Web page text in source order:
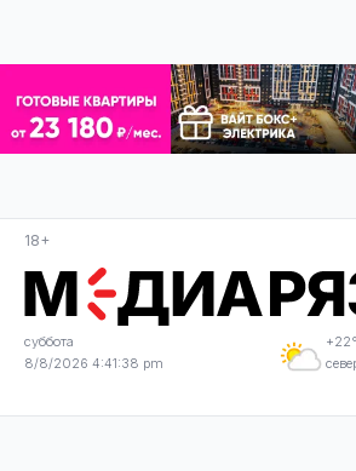
18+
суббота
8/8/2026 4:41:38 pm